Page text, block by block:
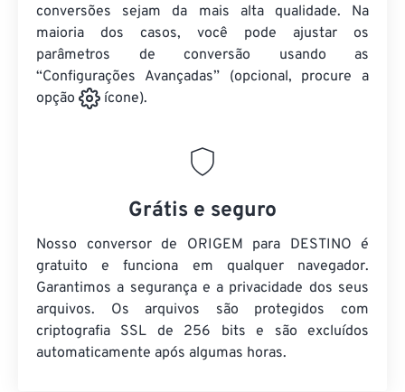
conversões sejam da mais alta qualidade. Na
maioria dos casos, você pode ajustar os
parâmetros de conversão usando as
“Configurações Avançadas” (opcional, procure a
opção
ícone).
Grátis e seguro
Nosso conversor de ORIGEM para DESTINO é
gratuito e funciona em qualquer navegador.
Garantimos a segurança e a privacidade dos seus
arquivos. Os arquivos são protegidos com
criptografia SSL de 256 bits e são excluídos
automaticamente após algumas horas.